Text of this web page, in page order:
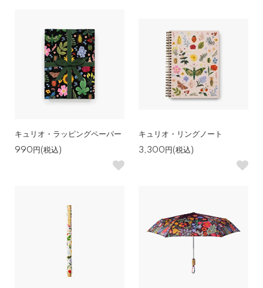
キュリオ・ラッピングペーパー
990円(税込)
キュリオ・リングノート
3,300円(税込)